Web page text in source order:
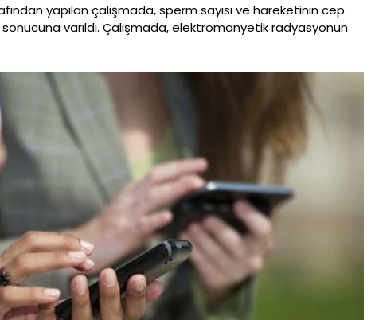
yapılan çalışmada, sperm sayısı ve hareketinin cep
varıldı. Çalışmada, elektromanyetik radyasyonun